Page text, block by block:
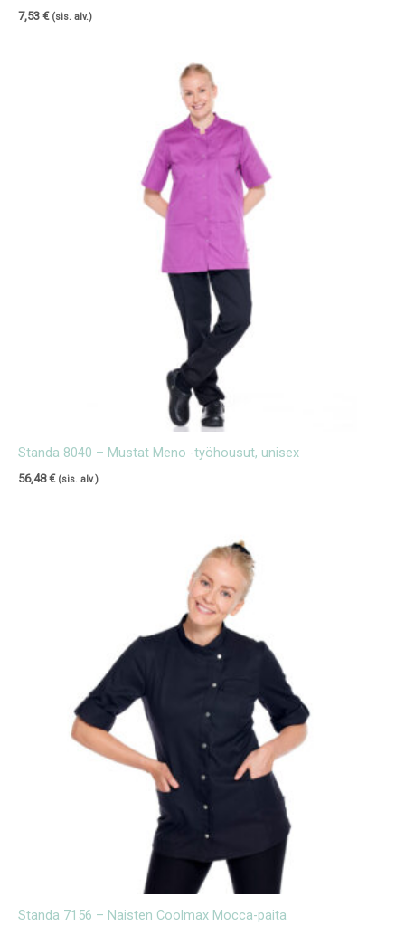
7,53 € (sis. alv.)
Standa 8040 – Mustat Meno -työhousut, unisex
56,48€ (sis. alv.)
Standa 7156 – Naisten Coolmax Mocca-paita